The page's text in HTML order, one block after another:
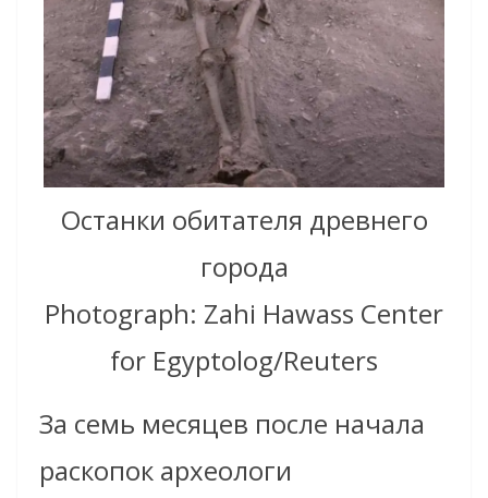
Останки обитателя древнего
города
Photograph: Zahi Hawass Center
for Egyptolog/Reuters
За семь месяцев после начала
раскопок археологи